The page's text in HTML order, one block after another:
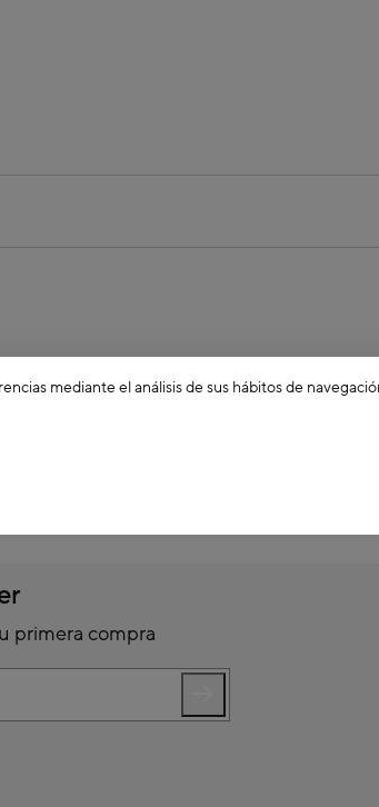
primera compra
mediante el análisis de sus hábitos de